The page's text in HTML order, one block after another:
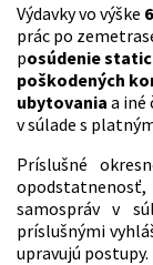
Výdavky vo výške
prác po
posúdenie
poškodených
ubytovania a iné
v súlade s
Príslušné
samospráv v
príslušnými
upravujú postupy.